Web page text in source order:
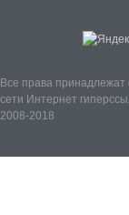
Все права принадлежат
сети Интернет
2008-2018